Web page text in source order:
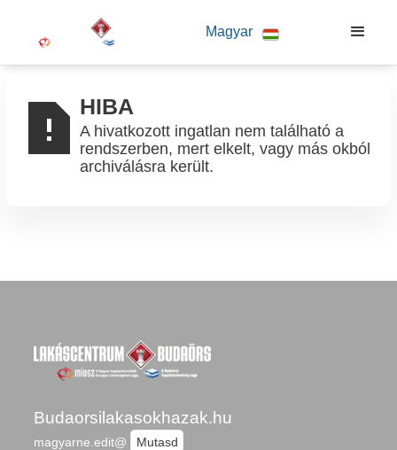
Magyar
HIBA
A hivatkozott ingatlan nem található a
rendszerben, mert elkelt, vagy más okból
archiválásra került.
Budaorsilakasokhazak.hu
magyarne.edit@
Mutasd